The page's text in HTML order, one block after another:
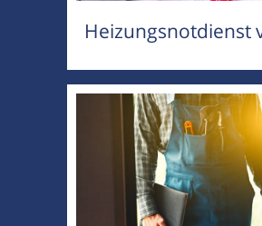
Heizungsnotdienst